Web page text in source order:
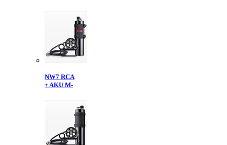
NW7 RCA
+ AKU M-